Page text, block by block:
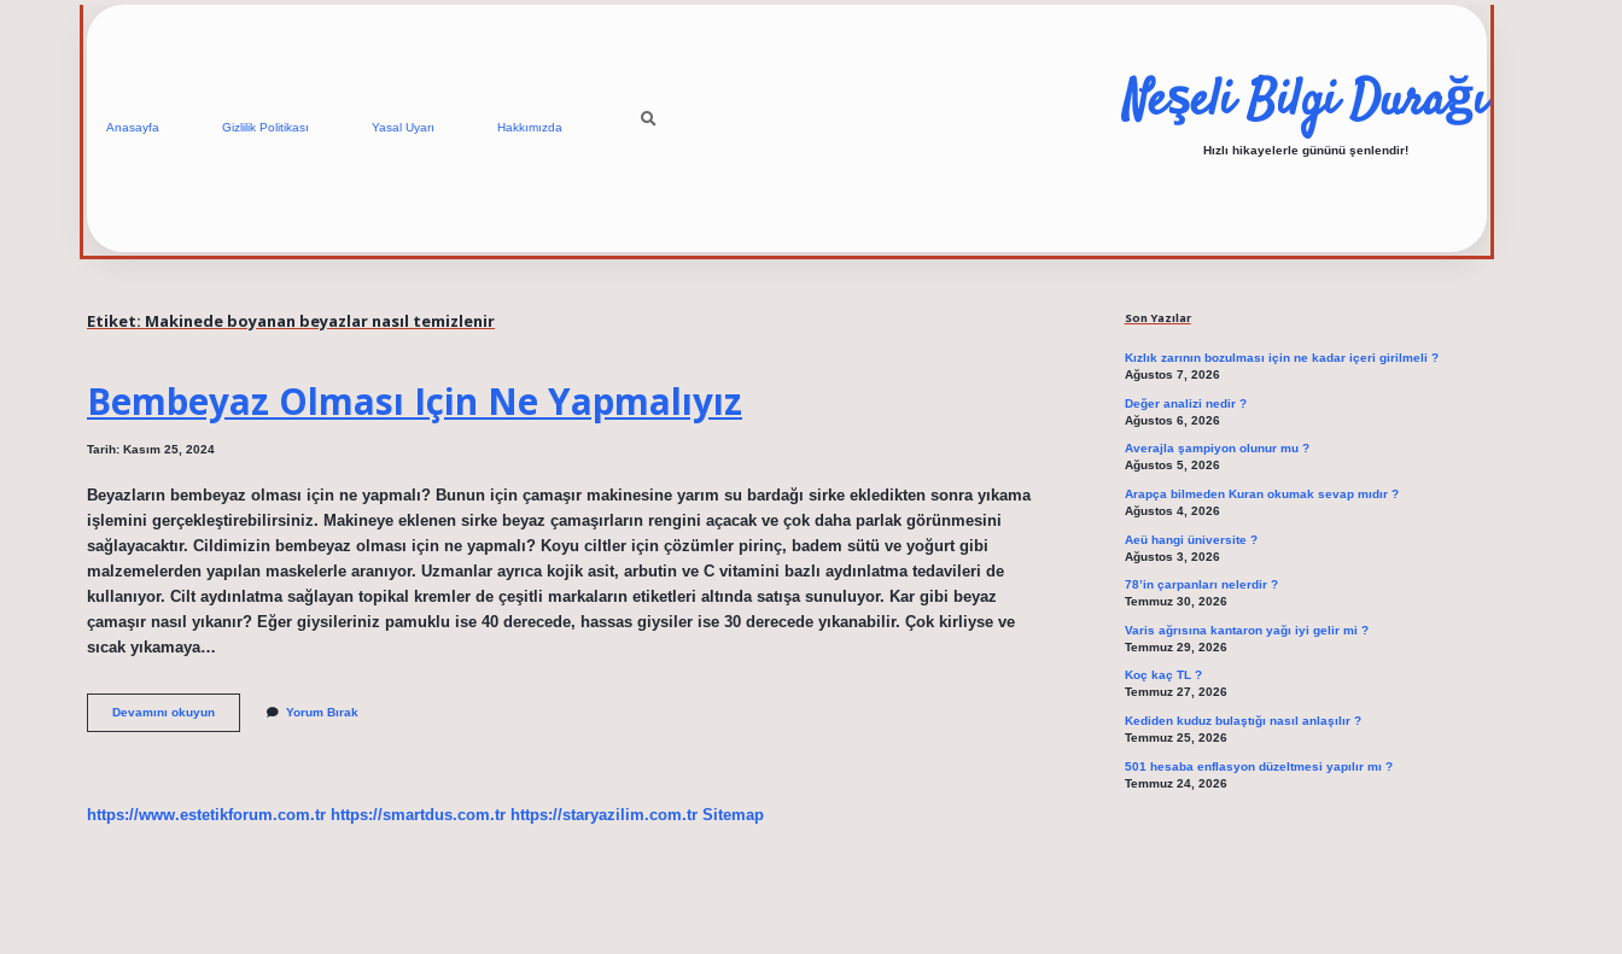
Anasayfa Gizlilik Politikası Yasal Uyarı Hakkımızda Neşeli Bilgi Durağı
Hızlı hikayelerle gününü şenlendir!
Etiket: Makinede boyanan beyazlar nasıl temizlenir
Bembeyaz Olması Için Ne Yapmalıyız
Tarih: Kasım 25, 2024
Beyazların bembeyaz olması için ne yapmalı? Bunun için çamaşır makinesine yarım su bardağı sirke ekledikten sonra yıkama
işlemini gerçekleştirebilirsiniz. Makineye eklenen sirke beyaz çamaşırların rengini açacak ve çok daha parlak görünmesini
sağlayacaktır. Cildimizin bembeyaz olması için ne yapmalı? Koyu ciltler için çözümler pirinç, badem sütü ve yoğurt gibi
malzemelerden yapılan maskelerle aranıyor. Uzmanlar ayrıca kojik asit, arbutin ve C vitamini bazlı aydınlatma tedavileri de
kullanıyor. Cilt aydınlatma sağlayan topikal kremler de çeşitli markaların etiketleri altında satışa sunuluyor. Kar gibi beyaz
çamaşır nasıl yıkanır? Eğer giysileriniz pamuklu ise 40 derecede, hassas giysiler ise 30 derecede yıkanabilir. Çok kirliyse ve
sıcak yıkamaya…
Devamını okuyunBembeyaz
Olması
Yorum Bırak
https://www.estetikforum.com.tr https://smartdus.com.tr https://staryazilim.com.tr Sitemap
Son Yazılar
Kızlık zarının bozulması için ne kadar içeri girilmeli ?
Ağustos 7, 2026
Değer analizi nedir ?
Ağustos 6, 2026
Averajla şampiyon olunur mu ?
Ağustos 5, 2026
Arapça bilmeden Kuran okumak sevap mıdır ?
Ağustos 4, 2026
Aeü hangi üniversite ?
Ağustos 3, 2026
78’in çarpanları nelerdir ?
Temmuz 30, 2026
Varis ağrısına kantaron yağı iyi gelir mi ?
Temmuz 29, 2026
Koç kaç TL ?
Temmuz 27, 2026
Kediden kuduz bulaştığı nasıl anlaşılır ?
Temmuz 25, 2026
501 hesaba enflasyon düzeltmesi yapılır mı ?
Temmuz 24, 2026
elexbet güncel